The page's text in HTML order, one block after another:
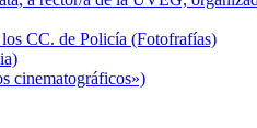
CC. de Policía (Fotofrafías)
cinematográficos»)